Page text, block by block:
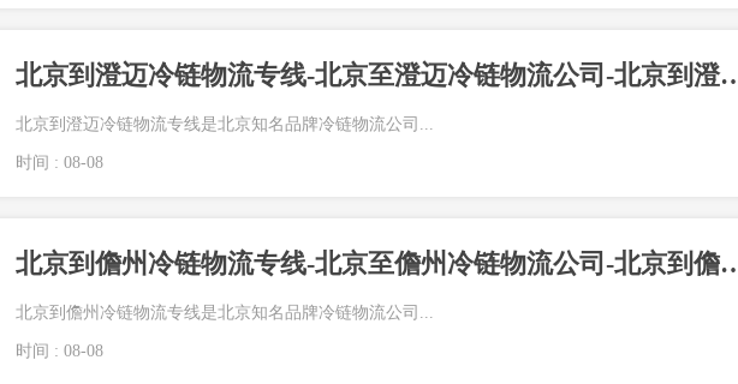
北京到澄迈冷链物流专线-北京至澄迈冷
北京到澄迈冷链物流专线是北京知名品牌冷链物流公司...
时间 : 08-08
北京到儋州冷链物流专线-北京至儋州冷
北京到儋州冷链物流专线是北京知名品牌冷链物流公司...
时间 : 08-08